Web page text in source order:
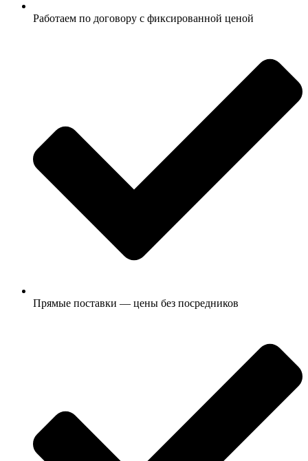
Работаем по договору с фиксированной ценой
Прямые поставки — цены без посредников